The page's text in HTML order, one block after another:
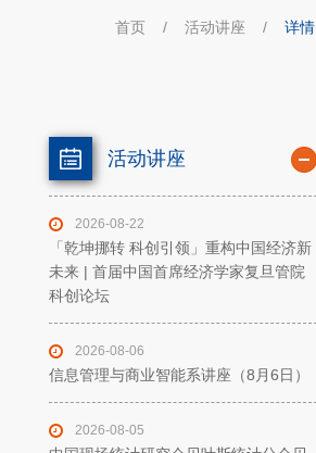
首页 / 活动讲座 / 详情
活动讲座
2026-08-22
「乾坤挪转 科创引领」重构中国经济新
未来 | 首届中国首席经济学家复旦管院
科创论坛
2026-08-06
信息管理与商业智能系讲座（8月6日）
2026-08-05